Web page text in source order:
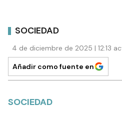
SOCIEDAD
4 de diciembre de 2025 | 12:13
Añadir como fuente en
SOCIEDAD